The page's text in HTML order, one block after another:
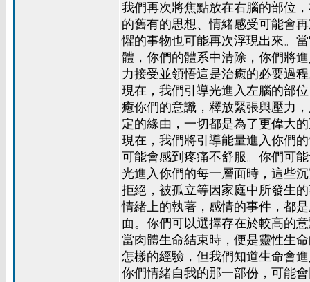
我們再次將焦點放在右腦的部位
的舊有的思想、情緒感受可能會
懼的事物也可能再次浮現出來。
體，你們的體系中清除，你們將
力接受並領悟這是治癒的必要過
現在，我們引導光進入左腦的部
癒你們的意識，釋放緊張與壓力
定的緣由，一切都是為了更偉大
現在，我們將引導能量進入你們
可能會感到疼痛不舒服。你們可
光進入你們的每一層面時，這些
拒絕，被孤立等因家庭中所發生
情緒上的執著，感情的事件，都
面。你們可以選擇存在於較高的
當肉體生命結束時，便是靈性生
怎樣的經驗，但我們知道生命會
你們情緒自我的那一部份，可能